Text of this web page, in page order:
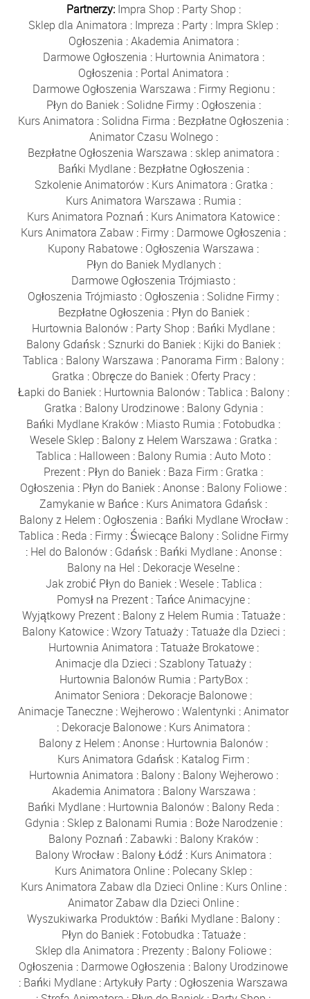
Partnerzy: Impra Shop : Party Shop :
Sklep dla Animatora : Impreza : Party : Impra Sklep :
Ogłoszenia :Akademia Animatora :
Darmowe Ogłoszenia : Hurtownia Animatora :
Ogłoszenia : Portal Animatora :
Darmowe Ogłoszenia Warszawa : Firmy Regionu :
Płyn do Baniek: Solidne Firmy: Ogłoszenia :
Kurs Animatora : Solidna Firma : Bezpłatne Ogłoszenia :
Animator Czasu Wolnego:
Bezpłatne Ogłoszenia Warszawa : sklep animatora :
Bańki Mydlane: Bezpłatne Ogłoszenia :
Szkolenie Animatorów: Kurs Animatora : Gratka :
Kurs Animatora Warszawa : Rumia :
Kurs Animatora Poznań : Kurs Animatora Katowice :
Kurs Animatora Zabaw : Firmy : Darmowe Ogłoszenia :
Kupony Rabatowe : Ogłoszenia Warszawa :
Płyn do Baniek Mydlanych :
Darmowe Ogłoszenia Trójmiasto :
Ogłoszenia Trójmiasto : Ogłoszenia : Solidne Firmy :
Bezpłatne Ogłoszenia : Płyn do Baniek:
Hurtownia Balonów : Party Shop : Bańki Mydlane :
Balony Gdańsk : Sznurki do Baniek : Kijki do Baniek :
Tablica : Balony Warszawa : Panorama Firm : Balony :
Gratka : Obręcze do Baniek: Oferty Pracy:
Łapki do Baniek: Hurtownia Balonów:Tablica : Balony:
Gratka : Balony Urodzinowe: Balony Gdynia :
Bańki Mydlane Kraków : Miasto Rumia : Fotobudka :
Wesele Sklep : Balony z Helem Warszawa : Gratka :
Tablica : Halloween : Balony Rumia :Auto Moto :
Prezent : Płyn do Baniek : Baza Firm : Gratka :
Ogłoszenia : Płyn do Baniek :Anonse : Balony Foliowe :
Zamykanie w Bańce : Kurs Animatora Gdańsk :
Balony z Helem : Ogłoszenia : Bańki Mydlane Wrocław:
Tablica : Reda : Firmy: Świecące Balony: Solidne Firmy
: Hel do Balonów: Gdańsk: Bańki Mydlane:Anonse:
Balony na Hel : Dekoracje Weselne :
Jak zrobić Płyn do Baniek:Wesele:Tablica :
Pomysł na Prezent :Tańce Animacyjne :
Wyjątkowy Prezent: Balony z Helem Rumia :Tatuaże:
Balony Katowice:Wzory Tatuaży:Tatuaże dla Dzieci :
Hurtownia Animatora :Tatuaże Brokatowe:
Animacje dla Dzieci : Szablony Tatuaży :
Hurtownia Balonów Rumia : PartyBox:
Animator Seniora : Dekoracje Balonowe :
Animacje Taneczne :Wejherowo :Walentynki :Animator
: Dekoracje Balonowe : Kurs Animatora :
Balony z Helem :Anonse : Hurtownia Balonów :
Kurs Animatora Gdańsk : Katalog Firm :
Hurtownia Animatora : Balony: Balony Wejherowo:
Akademia Animatora : Balony Warszawa :
Bańki Mydlane : Hurtownia Balonów : Balony Reda :
Gdynia : Sklep z Balonami Rumia : Boże Narodzenie:
Balony Poznań :Zabawki : Balony Kraków :
Balony Wrocław : Balony Łódź : Kurs Animatora :
Kurs Animatora Online : Polecany Sklep :
Kurs Animatora Zabaw dla Dzieci Online: Kurs Online:
Animator Zabaw dla Dzieci Online :
Wyszukiwarka Produktów : Bańki Mydlane : Balony :
Płyn do Baniek: Fotobudka :Tatuaże:
Sklep dla Animatora : Prezenty : Balony Foliowe :
Ogłoszenia : Darmowe Ogłoszenia : Balony Urodzinowe
: Bańki Mydlane :Artykuły Party : Ogłoszenia Warszawa